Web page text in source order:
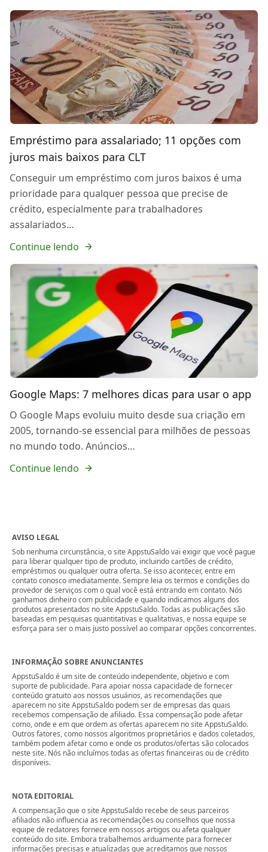
Empréstimo para assalariado; 11 opções com
juros mais baixos para CLT
Conseguir um empréstimo com juros baixos é uma
prioridade para qualquer pessoa que precise de
crédito, especialmente para trabalhadores
assalariados…
Continue lendo
Google Maps: 7 melhores dicas para usar o app
O Google Maps evoluiu muito desde sua criação em
2005, tornando-se essencial para milhões de pessoas
no mundo todo. Anúncios…
Continue lendo
AVISO LEGAL
Sob nenhuma circunstância, o site AppstuSaldo vai exigir que você pague
para liberar qualquer tipo de produto, incluindo cartões de crédito,
empréstimos ou qualquer outra oferta. Se isso acontecer, entre em
contato conosco imediatamente. Sempre leia os termos e condições do
provedor de serviços com o qual você está entrando em contato. Nós
ganhamos dinheiro com publicidade e quando indicamos alguns dos
produtos apresentados no site AppstuSaldo. Todas as publicações são
baseadas em pesquisas quantitativas e qualitativas, e nossa equipe se
esforça para ser o mais justo possível ao comparar opções concorrentes.
INFORMAÇÃO SOBRE ANUNCIANTES
AppstuSaldo é um site de conteúdo independente, objetivo e com
suporte de publicidade. Para apoiar nossa capacidade de fornecer
conteúdo gratuito aos nossos usuários, as recomendações que
aparecem no site AppstuSaldo podem ser de empresas das quais
recebemos compensação de afiliado. Essa compensação pode afetar
como, onde e em que ordem as ofertas aparecem no site AppstuSaldo.
Outros fatores, como nossos algoritmos proprietários e dados coletados,
também podem afetar como e onde os produtos/ofertas são colocados
neste site. Nós não incluímos todas as ofertas financeiras ou de crédito
disponíveis.
NOTA EDITORIAL
A compensação que o site AppstuSaldo recebe de seus parceiros
afiliados não influencia as recomendações ou conselhos que nossa
equipe de redatores fornece em nossos artigos ou afeta qualquer
conteúdo do site. Embora trabalhemos arduamente para fornecer
informações precisas e atualizadas que acreditamos que nossos